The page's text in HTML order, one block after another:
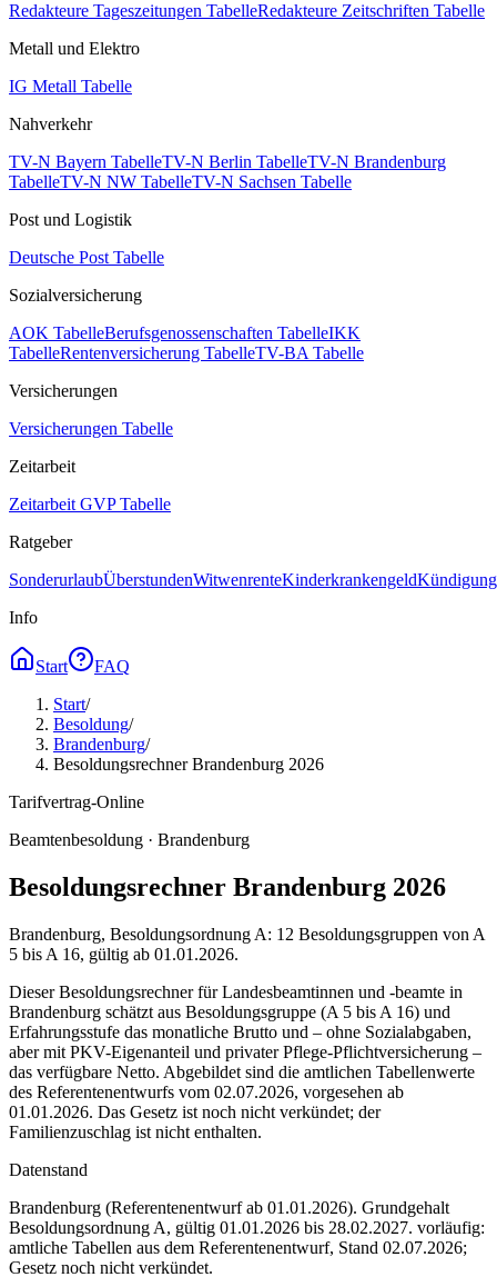
Redakteure Tageszeitungen TabelleRedakteure Zeitschriften Tabelle
Metall und Elektro
IG Metall Tabelle
Nahverkehr
TV-N Bayern TabelleTV-N Berlin TabelleTV-N Brandenburg
TabelleTV-N NW TabelleTV-N Sachsen Tabelle
Post und Logistik
Deutsche Post Tabelle
Sozialversicherung
AOK TabelleBerufsgenossenschaften TabelleIKK
TabelleRentenversicherung TabelleTV-BA Tabelle
Versicherungen
Versicherungen Tabelle
Zeitarbeit
Zeitarbeit GVP Tabelle
Ratgeber
SonderurlaubÜberstundenWitwenrenteKinderkrankengeld
Info
Start
FAQ
Start/
Besoldung/
Brandenburg/
Besoldungsrechner Brandenburg 2026
Tarifvertrag-Online
Beamtenbesoldung · Brandenburg
Besoldungsrechner Brandenburg 2026
Brandenburg, Besoldungsordnung A: 12 Besoldungsgruppen von A
5 bis A 16, gültig ab 01.01.2026.
Dieser Besoldungsrechner für Landesbeamtinnen und -beamte in
Brandenburg schätzt aus Besoldungsgruppe (A 5 bis A 16) und
Erfahrungsstufe das monatliche Brutto und – ohne Sozialabgaben,
aber mit PKV-Eigenanteil und privater Pflege-Pflichtversicherung –
das verfügbare Netto. Abgebildet sind die amtlichen Tabellenwerte
des Referentenentwurfs vom 02.07.2026, vorgesehen ab
01.01.2026. Das Gesetz ist noch nicht verkündet; der
Familienzuschlag ist nicht enthalten.
Datenstand
Brandenburg (Referentenentwurf ab 01.01.2026). Grundgehalt
Besoldungsordnung A, gültig 01.01.2026 bis 28.02.2027. vorläufig:
amtliche Tabellen aus dem Referentenentwurf, Stand 02.07.2026;
Gesetz noch nicht verkündet.